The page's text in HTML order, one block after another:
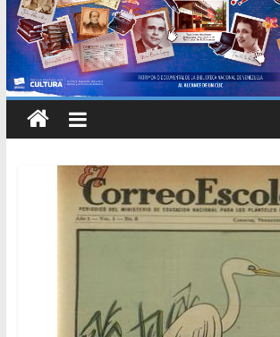
Catálogo temático de obras de Modesta Bor